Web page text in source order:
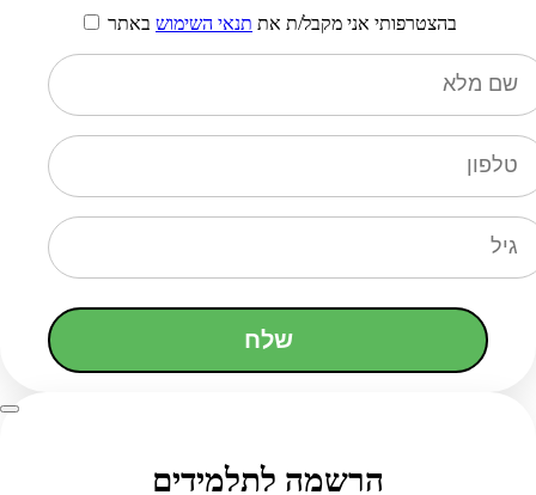
בהצטרפותי אני מקבל/ת את תנאי השימוש באתר
שלח
הרשמה לתלמידים